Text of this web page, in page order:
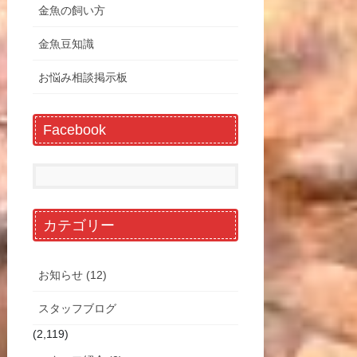
金魚の飼い方
金魚豆知識
お悩み相談掲示板
Facebook
カテゴリー
お知らせ (12)
スタッフブログ
(2,119)